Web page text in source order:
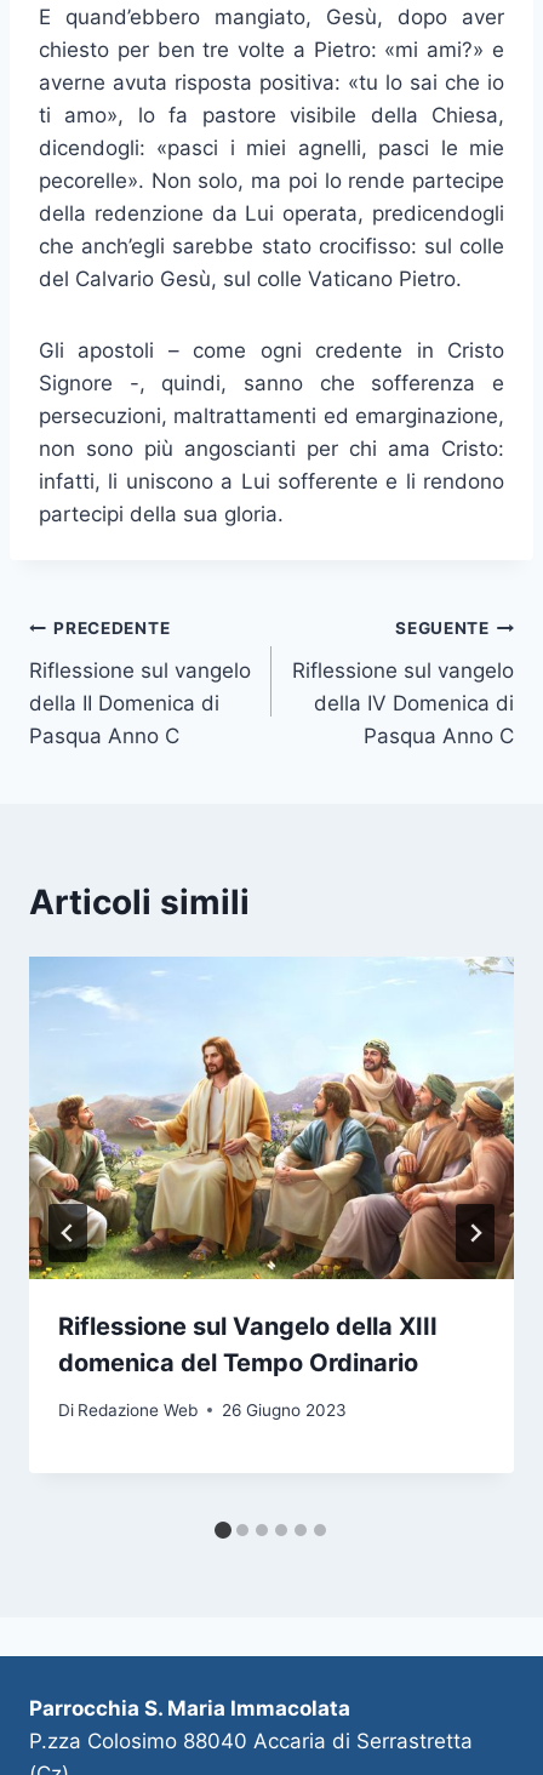
E quand’ebbero mangiato, Gesù, dopo aver
chiesto per ben tre volte a Pietro: «mi ami?» e
averne avuta risposta positiva: «tu lo sai che io
ti amo», lo fa pastore visibile della Chiesa,
dicendogli: «pasci i miei agnelli, pasci le mie
pecorelle». Non solo, ma poi lo rende partecipe
della redenzione da Lui operata, predicendogli
che anch’egli sarebbe stato crocifisso: sul colle
del Calvario Gesù, sul colle Vaticano Pietro.
Gli apostoli – come ogni credente in Cristo
Signore -, quindi, sanno che sofferenza e
persecuzioni, maltratta­menti ed emarginazione,
non sono più angoscianti per chi ama Cristo:
infatti, li uniscono a Lui sofferente e li rendono
partecipi della sua gloria.
PRECEDENTE
Riflessione sul vangelo
della II Domenica di
Pasqua Anno C
SEGUENTE
Riflessione sul vangelo
della IV Domenica di
Pasqua Anno C
Articoli simili
Riflessione sul Vangelo della XIII
domenica del Tempo Ordinario
Di Redazione Web 26 Giugno 2023
Parrocchia S. Maria Immacolata
P.zza Colosimo 88040 Accaria di Serrastretta